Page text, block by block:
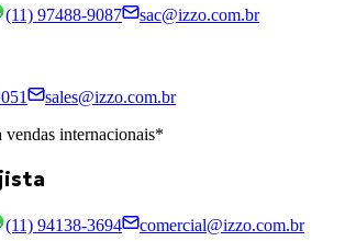
(11) 97488-9087
sac@izzo.com.br
sales@izzo.com.br
vendas internacionais*
(11) 94138-3694
comercial@izzo.com.br